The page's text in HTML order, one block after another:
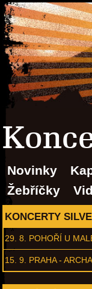
Novinky
Žebříčky
KONCERTY
29. 8. POHOŘÍ U
15. 9. PRAHA -